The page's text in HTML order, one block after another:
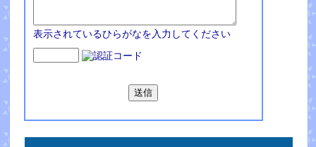
表示されているひらがなを入力してください